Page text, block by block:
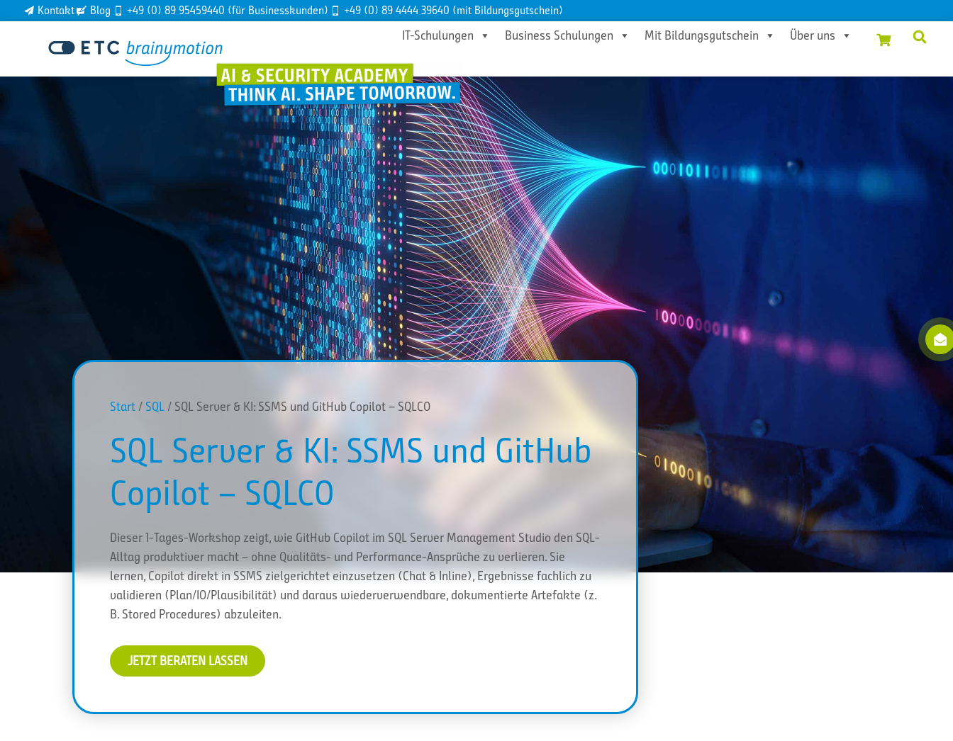
Kontakt Blog +49 (0) 89 95459440 (für Businesskunden) +49 (0) 89 4444 39640 (mit Bildungsgutschein)
IT-Schulungen Business Schulungen Mit Bildungsgutschein Über uns
Start / SQL / SQL Server & KI: SSMS und GitHub Copilot – SQLCO
SQL Server & KI: SSMS und GitHub
Copilot – SQLCO
Dieser 1-Tages-Workshop zeigt, wie GitHub Copilot im SQL Server Management Studio den SQL-
Alltag produktiver macht – ohne Qualitäts- und Performance-Ansprüche zu verlieren. Sie
lernen, Copilot direkt in SSMS zielgerichtet einzusetzen (Chat & Inline), Ergebnisse fachlich zu
validieren (Plan/IO/Plausibilität) und daraus wiederverwendbare, dokumentierte Artefakte (z.
B. Stored Procedures) abzuleiten.
JETZT BERATEN LASSEN